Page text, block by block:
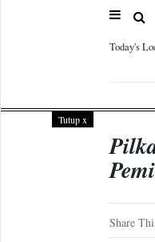
Today's
Tutupx
Share